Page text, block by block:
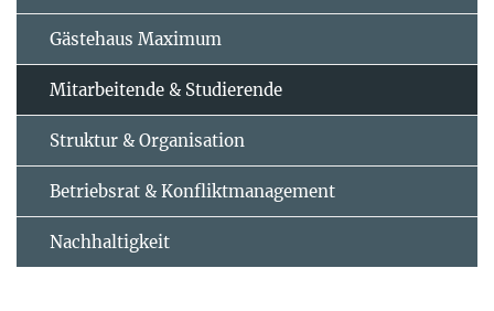
Gästehaus Maximum
Mitarbeitende & Studierende
Struktur & Organisation
Betriebsrat & Konfliktmanagement
Nachhaltigkeit